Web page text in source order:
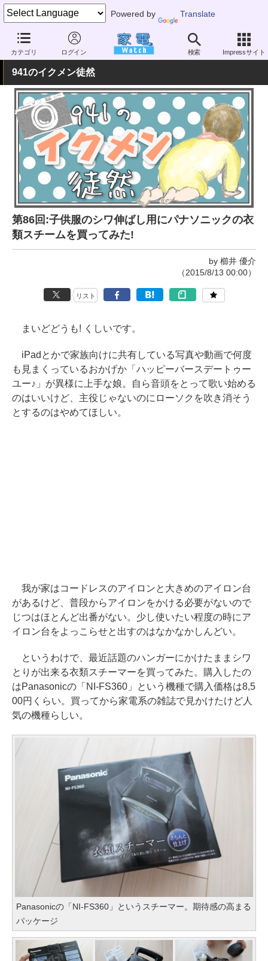
Powered by Translate
カテゴリ ログイン 検索 Impressサイト
家電 Watch 生活家電 家事家電 アイロン
941のイクメン徒然
第86回:子供服のシワ伸ばし用にパナソニックの衣
類スチームを買ってみた!
by 櫛井 優介
（2015/8/13 00:00）
リスト
まいどどうも! くしいです。
iPadとかで家族向けに共有している写真や動画で何度
も見まくっているおかげか「ハッピーバースデートゥー
ユー♪」が異様に上手な娘。自ら音頭をとって歌い始める
のはいいけど、主役じゃないのにローソクを吹き消そう
とするのはやめてほしい。
我が家はコードレスのアイロンと大きめのアイロン台
があるけど、普段からアイロンをかける必要がないので
じつはほとんど出番がない。少し使いたい程度の時にア
イロン台をよっこらせと出すのはなかなかしんどい。
というわけで、最近話題のハンガーにかけたままシワ
とりが出来る衣類スチーマーを買ってみた。購入したの
はPanasonicの「NI-FS360」という機種で購入価格は8,5
00円くらい。買ってから家電系の雑誌で見かけたけど人
気の機種らしい。
Panasonicの「NI-FS360」というスチーマー。期待感の高まる
パッケージ